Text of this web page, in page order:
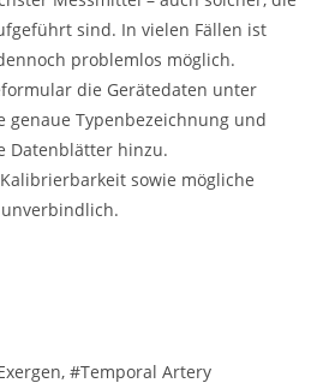
sind. In vielen Fällen ist
problemlos möglich.
die Gerätedaten unter
genaue Typenbezeichnung und
Datenblätter hinzu.
sowie mögliche
#Temporal Artery